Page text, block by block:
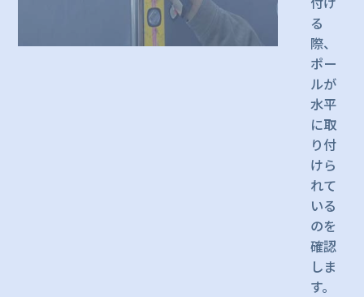
る
際、
ポー
ルが
水平
に取
り付
けら
れて
いる
のを
確認
しま
す。